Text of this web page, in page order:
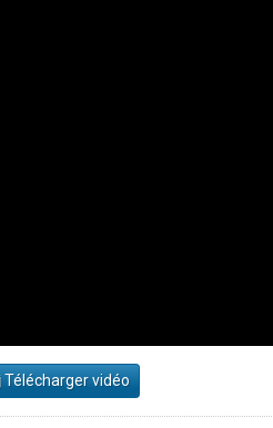
Télécharger vidéo